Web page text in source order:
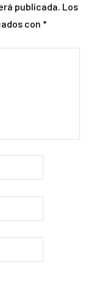
publicada. Los
con *